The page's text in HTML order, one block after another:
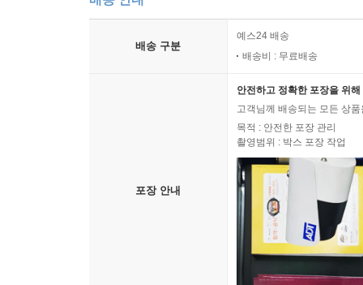
배송 구분
예스24 배송
배송비 : 무료배송
포장 안내
안전하고 정확한 포장을 위
고객님께 배송되는 모든 상
목적 : 안전한 포장 관리
촬영범위 : 박스 포장 작업